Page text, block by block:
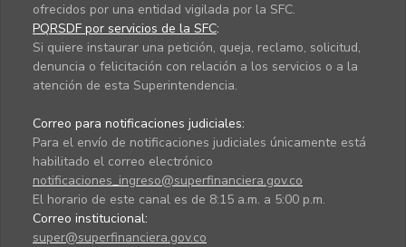
ofrecidos por una entidad vigilada por la SFC.
PQRSDF por servicios de la SFC:
Si quiere instaurar una petición, queja, reclamo, solicitud,
denuncia o felicitación con relación a los servicios o a la
atención de esta Superintendencia.
Correo para notificaciones judiciales:
Para el envío de notificaciones judiciales únicamente está
habilitado el correo electrónico
notificaciones_ingreso@superfinanciera.gov.co
El horario de este canal es de 8:15 a.m. a 5:00 p.m.
Correo institucional:
super@superfinanciera.gov.co